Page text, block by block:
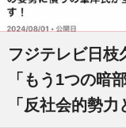
フジテレビ日枝
「もう1つの暗
「反社会的勢